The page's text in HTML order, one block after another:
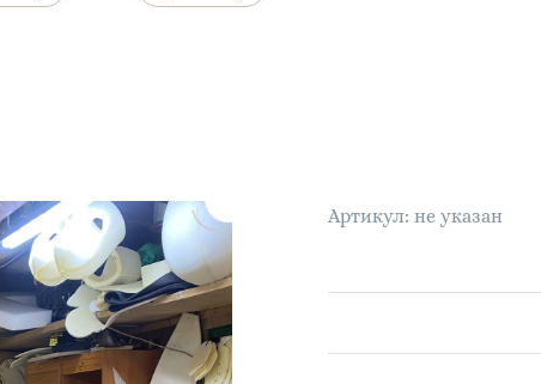
Артикул: не указан